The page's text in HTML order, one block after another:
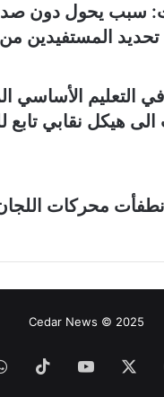
سبب يحول دون
تحديد المستفيدين
في التعليم
الى هيكل نقابي تابع
محركات
Cedar News © 2025
فيسبوك ‫YouTube